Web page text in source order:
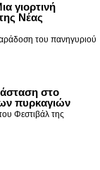
γιορτινή
Νέας
του πανηγυριού
στο
πυρκαγιών
Φεστιβάλ της